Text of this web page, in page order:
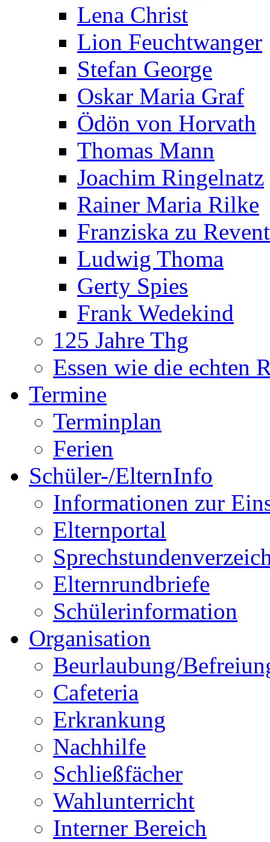
Lena Christ
Lion Feuchtwanger
Stefan George
Oskar Maria Graf
Ödön von Horvath
Thomas Mann
Joachim Ringelnatz
Rainer Maria Rilke
Franziska zu
Ludwig Thoma
Gerty Spies
Frank Wedekind
125 Jahre Thg
Essen wie die echten
Termine
Terminplan
Ferien
Schüler-/ElternInfo
Informationen zur
Elternportal
Elternrundbriefe
Schülerinformation
Organisation
Beurlaubung/
Cafeteria
Erkrankung
Nachhilfe
Schließfächer
Wahlunterricht
Interner Bereich